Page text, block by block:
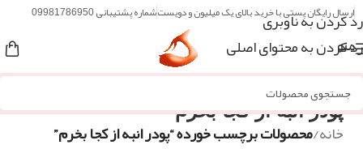
رد کردن به ناوبری
رد کردن به محتوای اصلی
ارسال رایگان پستی با خرید بالای یک میلیون و دویستشماره پشتیبانی 09981786950
منو
پودر انبه از کجا بخرم
خانه/محصولات برچسب خورده “پودر انبه از کجا بخرم”